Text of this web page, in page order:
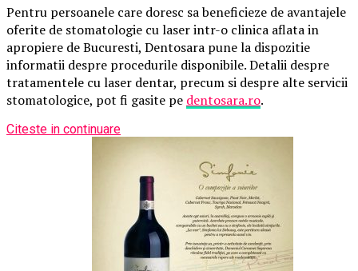
Pentru persoanele care doresc sa beneficieze de avantajele
oferite de stomatologie cu laser intr-o clinica aflata in
apropiere de Bucuresti, Dentosara pune la dispozitie
informatii despre procedurile disponibile. Detalii despre
tratamentele cu laser dentar, precum si despre alte servicii
stomatologice, pot fi gasite pe dentosara.ro.
Citeste in continuare